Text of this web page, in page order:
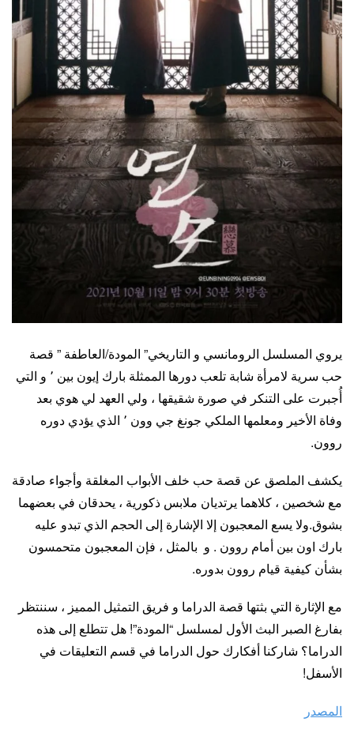
يروي المسلسل الرومانسي و التاريخي” المودة/العاطفة ” قصة
حب سرية لامرأة شابة تلعب دورها الممثلة بارك إيون بين ٬ و التي
أُجبرت على التنكر في صورة شقيقها ، ولي العهد لي هوي بعد
وفاة الأخير ومعلمها الملكي جونغ جي وون ٬ الذي يؤدي دوره
روون.
يكشف الملصق عن قصة حب خلف الأبواب المغلقة وأجواء صادقة
مع شخصين ، كلاهما يرتديان ملابس ذكورية ، يحدقان في بعضهما
بشوق.ولا يسع المعجبون إلا الإشارة إلى الحجم الذي تبدو عليه
بارك اون بين أمام روون . و بالمثل ، فإن المعجبون متحمسون
بشأن كيفية قيام روون بدوره.
مع الإثارة التي بثتها قصة الدراما و فريق التمثيل المميز ، سننتظر
بفارغ الصبر البث الأول لمسلسل “المودة”! هل تتطلع إلى هذه
الدراما؟ شاركنا أفكارك حول الدراما في قسم التعليقات في
الأسفل!
المصدر